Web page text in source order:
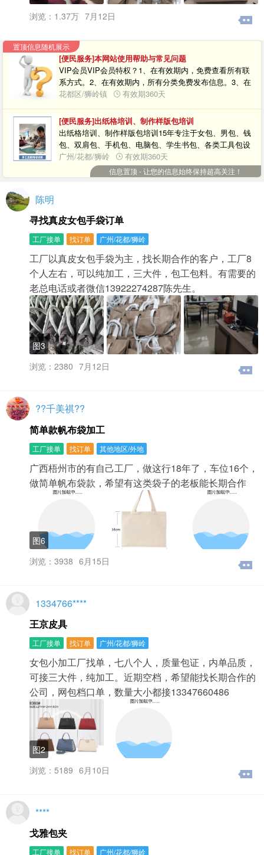
浏览：1.37万 7月12日
置顶信息随机展示
[便民服务]本网站使用帮助与常见问题
VIP会员VIP会员特权？1、在有效期内，免费查看所有联
系方式。2、在有效期内，所有分类免费发布信息。3、在
有效期内，每天发布信息数量不限制，发布信息总数量不
式？1、用户可以购买VIP会员月卡或者年卡，在有效期内
免费查看所有联系方式。微信小程序苹果手机（iPhone）
用户不能购买会员等增值服务？微信小程序暂时不支持苹
果手机（iPhone）用户在线购买会员等增值服务，其他功
能不受影响，正常使用。提供解决方法：1、请使用安卓手
机（Android）打开微信小程序，在线购买会员等增值服务
www.baobaoezu.com，打开电脑网站，在线购买会员等增
值服务后再使用。置顶与刷新置顶有哪几种形式？置顶有3
种形式，A级置顶，B级置顶，C级置顶。置顶信息排序规
则：1：A级置顶，2：B级置顶，3：C级置顶。信息发布
成功后，直接点击购买置顶，付款后信息自动置顶。已发
布的信息，通过搜索找到信息，点击标题进入详细页面，
点击管理购买置顶。置顶有什么好处？信息置顶后，就能
够很容易被更多的人关注到。因为网友在浏览信息时都会
先浏览靠前的内容，这样您发布信息的有效性就得到了保
障。置顶信息获得的关注是普通信息的10倍。置顶是什
么？信息置顶是本网站为用户提供的增值服务，对自己已
经发布成功的信息，您可以联系本网站工作人员咨询置顶
业务。置顶后该信息就会在该类别的列表页中长时间处在
靠前的固定位置，并带醒目图标 。置顶信息会引起用户更
于您把这个信息重新发布一次，信息会再次排到该类别列
表页面的靠前位置。标题加红？信息发布成功后，直接点
击购买标题加红，付款后信息自动标题加红。已发布的信
息，通过搜索找到信息，点击标题进入详细页面，点击管
册用户？注册其实很简单，只要按照如下提示操作便可。
1、进入网站首页，点击右上角“注册”按钮；2、进入到“注
册”页面，根据提示信息，填写您的用户名、密码、手机之
后，点击“注册”即可。3、建议使用快捷登录功能，选择
要发布信息，在会员中心里，可以直接点击“发布信息”按钮
或点击右上角的“发布信息”图标。用户名有什么用？可以更
一个唯一标识的用户名，您所发布的每一条信息中也会显
喜欢并能牢记的账号。2、用户名是不能够修改的，就好像
的快乐每一天。怎么登录会员管理中心？在注册成为本网
站用户后，你就可以使用账号（即用户名）登录会员管理
中心了，跟着我们来看看详细操作步骤吧：1、进入本网首
页→点击右上角“登录”2、输入您的用户名与密码，点击“登
录”。3、恭喜您登陆成功，你可以发布信息或浏览信息，
随你开心。我的密码忘记了怎么办？如果您忘记了账号密
码，别担心，您可以通过点击“登录”进入快速登录页面，点
密码页面后，选择手机认证或者邮箱认证，直接在页面中
输入手机号或邮箱与验证码便可找回。2、如果您没有设置
手机或者邮箱认证，您也可以联系客服帮您重设密码。
二、认证服务实名认证的好处？1、发布的信息有绿色实名
图标。2、实名用户发布的信息优先显示。3、本网站会优
先推送实名账号发布的信息。4、实名用户可信度提升，增
分类信息的服务。为什么我的信息是“待审核”？为了保证本
网站的信息质量，我们对部分信息设置了“待审核”状
态，“待审核”的信息有以下几种情况，不管您是哪种情况，
花都区/狮岭镇 有效期360天
[便民服务]出纸格培训、制作样版包培训
出纸格培训、制作样版包培训15年专注于女包、男包、钱
包、双肩包、手机包、电脑包、学生书包、各类工具包设
计、出纸格、制作样版包、加工定制技术培训，一个线上
线下多元化、全方位的皮具箱包技术培训机构。我们不炫
耀规模有多大，不卖弄开办有多久，不忽悠包介绍进厂，
负责的态度，教会您实用、系统、专业的皮具箱包技术。
我们自有工厂、设备齐全、老师1对1、实训教学、随到随
学、不限时间、学会为止。由曾经任职品牌皮具箱包公司
天，满意后再报名交费上课。
广州/花都/狮岭 有效期360天
信息置顶 - 让您的信息始终保持超高关注！
陈明
寻找真皮女包手袋订单
工厂接单 找订单 广州/花都/狮岭
工厂以真皮女包手袋为主，找长期合作的客户，工厂8
个人左右，可以纯加工，三大件，包工包料。有需要的
老总电话或者微信13922274287陈先生。
图3
浏览：2380 7月12日
??千美祺??
简单款帆布袋加工
工厂接单 找订单 其他地区/外地
广西梧州市的有自己工厂，做这行18年了，车位16个，
做简单帆布袋款，希望有这类袋子的老板能长期合作
图6
浏览：3938 6月15日
1334766****
王京皮具
工厂接单 找订单 广州/花都/狮岭
女包小加工厂找单，七八个人，质量包证，内单品质，
可接三大件，纯加工。近期空档，希望能找长期合作的
公司，网包档口单，数量大小都接13347660486
图2
浏览：5189 6月10日
****
戈雅包夹
工厂接单 找订单 广州/花都/狮岭